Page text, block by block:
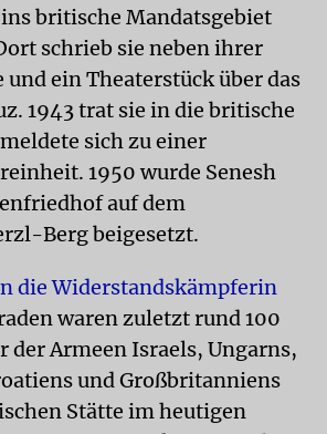
britische Mandatsgebiet
schrieb sie neben ihrer
und ein Theaterstück über das
1943 trat sie in die britische
sich zu einer
1950 wurde Senesh
auf dem
Berg beigesetzt.
die Widerstandskämpferin
waren zuletzt rund 100
der Armeen Israels, Ungarns,
und Großbritanniens
Stätte im heutigen